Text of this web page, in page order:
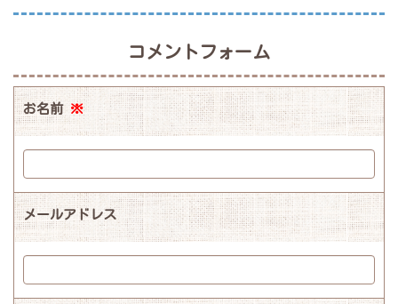
コメントフォーム
お名前 ※
メールアドレス